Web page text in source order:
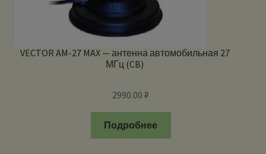
VECTOR AM-27 MAX — антенна автомобильная 27
МГц (CB)
2990.00₽
Подробнее